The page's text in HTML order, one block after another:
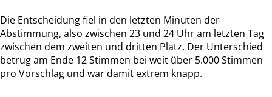
Die Entscheidung fiel in den letzten Minuten der
Abstimmung, also zwischen 23 und 24 Uhr am letzten Tag
zwischen dem zweiten und dritten Platz. Der Unterschied
betrug am Ende 12 Stimmen bei weit über 5.000 Stimmen
pro Vorschlag und war damit extrem knapp.